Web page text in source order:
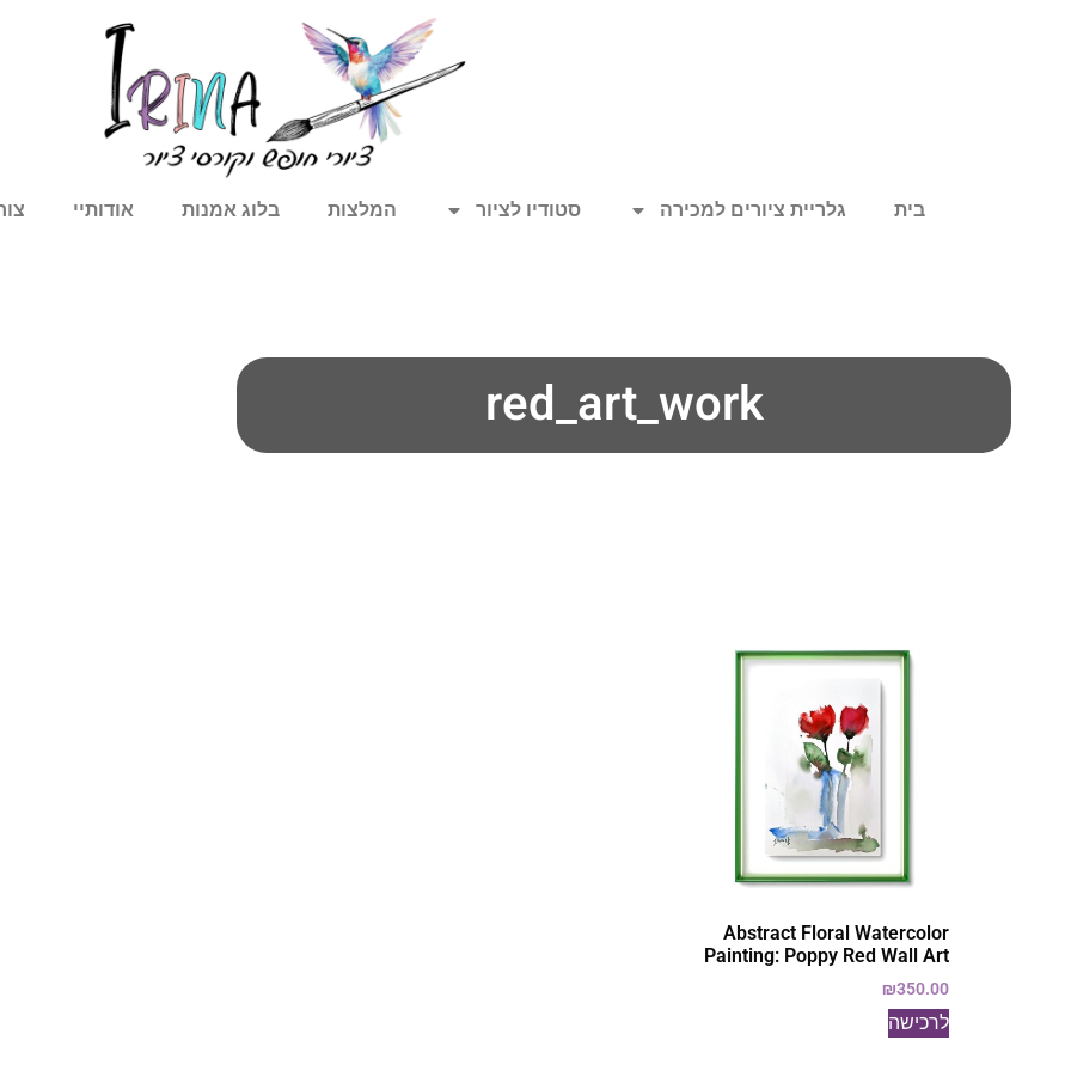
בית גלריית ציורים למכירה סטודיו לציור המלצות בלוג אמנות אודותיי
red_art_work
Abstract Floral Watercolor
Painting: Poppy Red Wall Art
₪350.00
לרכישה